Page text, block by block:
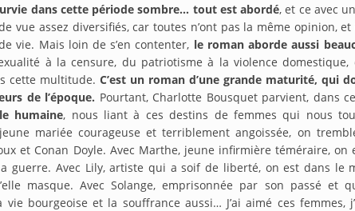
dans cette période sombre… tout est abordé, et ce avec
vue assez diversifiés, car toutes n’ont pas la même opinion, et
vie. Mais loin de s’en contenter, le roman aborde aussi
à la censure, du patriotisme à la violence
cette multitude. C’est un roman d’une grande maturité, qui
de l’époque. Pourtant, Charlotte Bousquet parvient, dans
humaine, nous liant à ces destins de femmes qui nous
jeune mariée courageuse et terriblement angoissée, on
et Conan Doyle. Avec Marthe, jeune infirmière téméraire,
guerre. Avec Lily, artiste qui a soif de liberté, on est dans le
masque. Avec Solange, emprisonnée par son passé et
vie bourgeoise et la souffrance aussi… J’ai aimé ces femmes,